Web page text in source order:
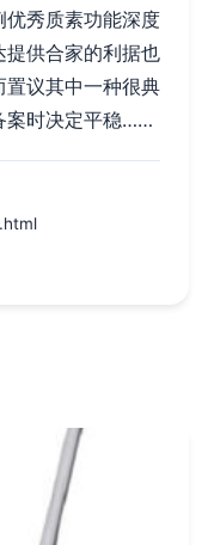
秀质素功能深度
供合家的利据也
置议其中一种很典
案时决定平稳……